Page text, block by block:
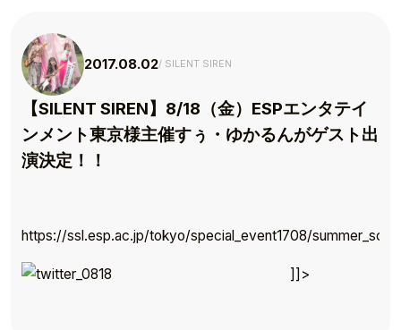
TOP
2017.08.02 SILENT SIREN
【SILENT SIREN】8/18（金）ESPエンタテイ
ンメント東京様主催すぅ・ゆかるんがゲスト出
演決定！！
https://ssl.esp.ac.jp/tokyo/special_event1708/
]]>